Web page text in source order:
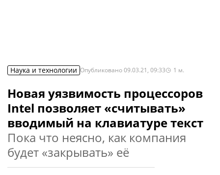
Наука и технологии Опубликовано09.03.21, 09:33 1 м.
Новая уязвимость процессоров
Intel позволяет «считывать»
вводимый на клавиатуре текст
Пока что неясно, как компания
будет «закрывать» её